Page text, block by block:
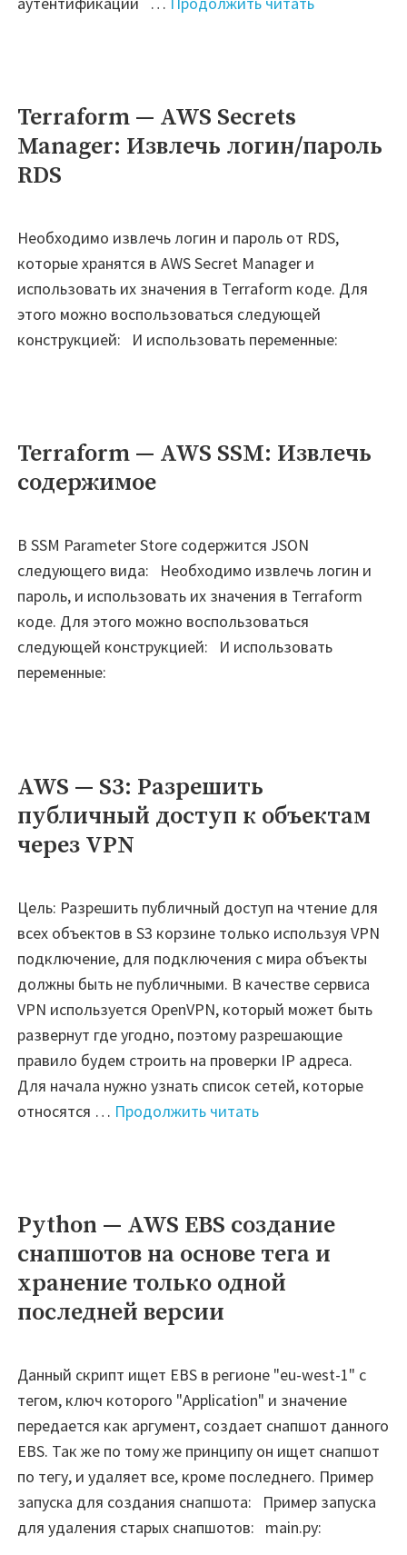
Terraform — AWS Secrets
Manager: Извлечь логин/пароль
RDS
Необходимо извлечь логин и пароль от RDS,
которые хранятся в AWS Secret Manager и
использовать их значения в Terraform коде. Для
этого можно воспользоваться следующей
конструкцией: И использовать переменные:
Terraform — AWS SSM: Извлечь
содержимое
В SSM Parameter Store содержится JSON
следующего вида: Необходимо извлечь логин и
пароль, и использовать их значения в Terraform
коде. Для этого можно воспользоваться
следующей конструкцией: И использовать
переменные:
AWS — S3: Разрешить
публичный доступ к объектам
через VPN
Цель: Разрешить публичный доступ на чтение для
всех объектов в S3 корзине только используя VPN
подключение, для подключения с мира объекты
должны быть не публичными. В качестве сервиса
VPN используется OpenVPN, который может быть
развернут где угодно, поэтому разрешающие
правило будем строить на проверки IP адреса.
Для начала нужно узнать список сетей, которые
относятся … Продолжить читать"AWS
доступ
к
объектам
Python — AWS EBS создание
снапшотов на основе тега и
хранение только одной
последней версии
Данный скрипт ищет EBS в регионе "eu-west-1" с
тегом, ключ которого "Application" и значение
передается как аргумент, создает снапшот данного
EBS. Так же по тому же принципу он ищет снапшот
по тегу, и удаляет все, кроме последнего. Пример
запуска для создания снапшота: Пример запуска
для удаления старых снапшотов: main.py: